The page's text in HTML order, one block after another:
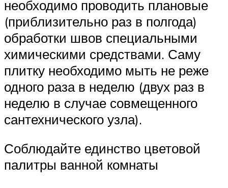
необходимо проводить плановые
(приблизительно раз в полгода)
обработки швов специальными
химическими средствами. Саму
плитку необходимо мыть не реже
одного раза в неделю (двух раз в
неделю в случае совмещенного
сантехнического узла).
Соблюдайте единство цветовой
палитры ванной комнаты